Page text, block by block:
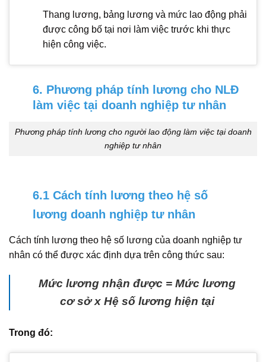
Thang lương, bảng lương và mức lao động phải
được công bố tại nơi làm việc trước khi thực
hiện công việc.
6. Phương pháp tính lương cho NLĐ
làm việc tại doanh nghiệp tư nhân
Phương pháp tính lương cho người lao động làm việc tại doanh
nghiệp tư nhân
6.1 Cách tính lương theo hệ số
lương doanh nghiệp tư nhân
Cách tính lương theo hệ số lương của doanh nghiệp tư
nhân có thể được xác định dựa trên công thức sau:
Mức lương nhận được = Mức lương
cơ sở x Hệ số lương hiện tại
Trong đó: